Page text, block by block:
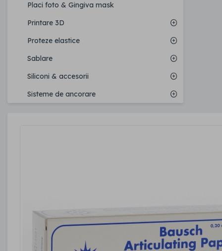
Placi foto & Gingiva mask
Printare 3D
Proteze elastice
Sablare
Siliconi & accesorii
Sisteme de ancorare